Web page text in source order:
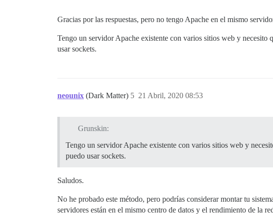
Gracias por las respuestas, pero no tengo Apache en el mismo
Tengo un servidor Apache existente con varios sitios web y
usar sockets.
neounix (Dark Matter) 21 Abril, 2020 08:53
5
Grunskin:
Tengo un servidor Apache existente con varios sitios web y
puedo usar sockets.
Saludos.
No he probado este método, pero podrías considerar montar tu
servidores están en el mismo centro de datos y el rendimiento de la